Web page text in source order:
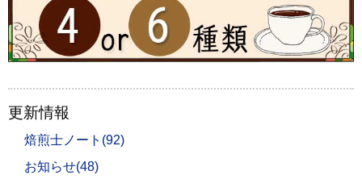
更新情報
焙煎士ノート(92)
お知らせ(48)